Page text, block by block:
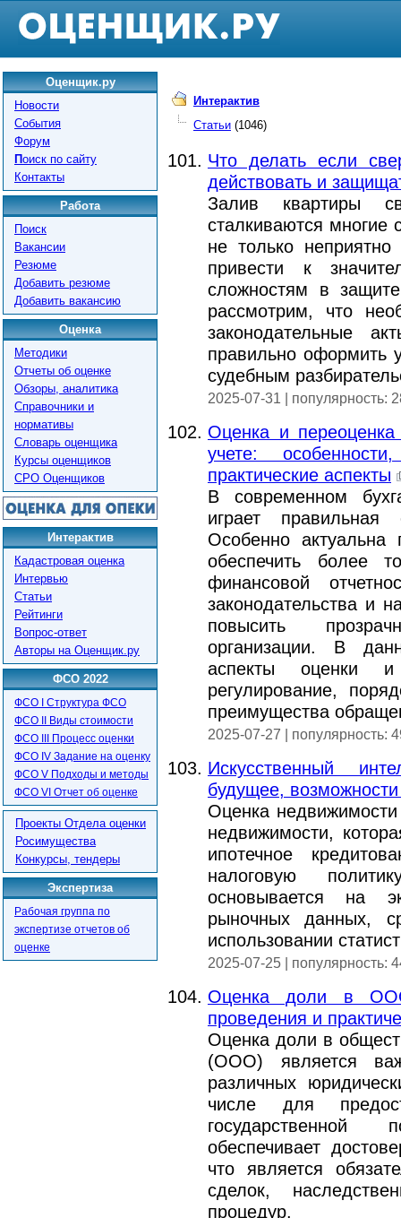
Оценщик.ру
Новости
События
Форум
Поиск по сайту
Контакты
Работа
Поиск
Вакансии
Резюме
Добавить резюме
Добавить вакансию
Оценка
Методики
Отчеты об оценке
Обзоры, аналитика
Справочники и
нормативы
Словарь оценщика
Курсы оценщиков
СРО Оценщиков
Интерактив
Кадастровая оценка
Интервью
Статьи
Рейтинги
Вопрос-ответ
Авторы на Оценщик.ру
ФСО 2022
ФСО I Структура ФСО
ФСО II Виды стоимости
ФСО III Процесс оценки
ФСО IV Задание на оценку
ФСО V Подходы и методы
ФСО VI Отчет об оценке
Проекты Отдела оценки
Росимущества
Конкурсы, тендеры
Экспертиза
Рабочая группа по
экспертизе отчетов об
оценке
Интерактив
Статьи (1046)
Что делать если
действовать и
Залив квартиры
сталкиваются
не только
привести к
сложностям в
рассмотрим, что
законодательные
правильно оформить
судебным
2025-07-31 | популярность:
Оценка и переоценка
учете:
практические аспекты
В современном
играет
Особенно актуальна
обеспечить более
финансовой
законодательства и
повысить
организации. В
аспекты оценки
регулирование,
преимущества
2025-07-27 | популярность:
Искусственный
будущее,
Оценка
недвижимости,
ипотечное
налоговую
основывается на
рыночных данных,
использовании
2025-07-25 | популярность:
Оценка доли в
проведения и
Оценка доли в
(ООО) является
различных
числе для
обеспечивает
что является
сделок,
процедур.